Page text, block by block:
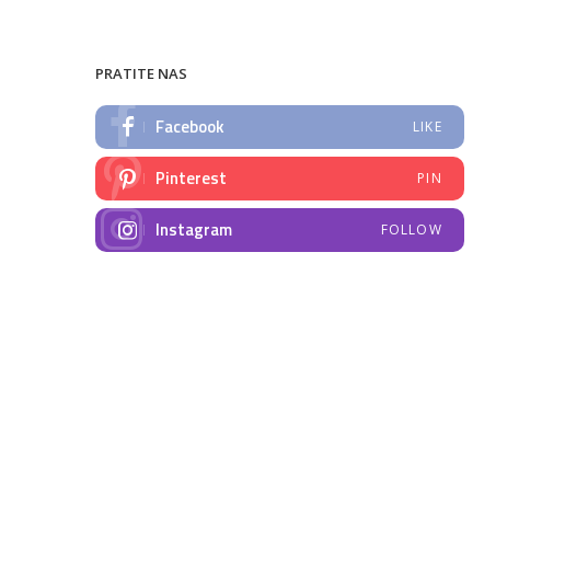
PRATITE NAS
Facebook LIKE
Pinterest PIN
Instagram FOLLOW